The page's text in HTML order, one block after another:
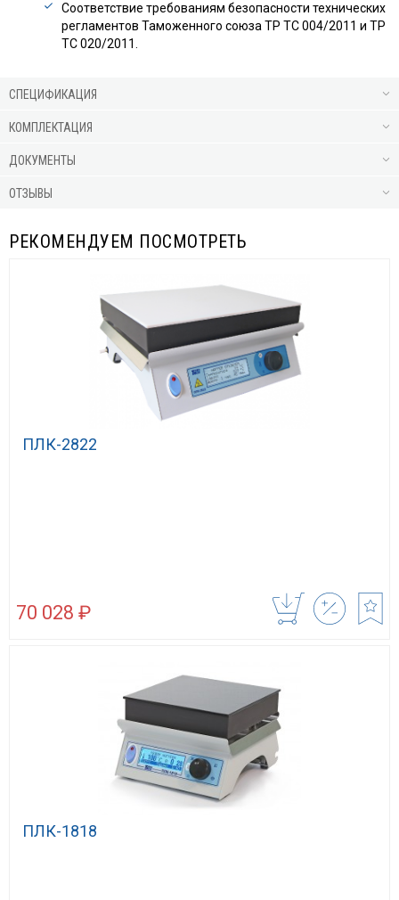
Соответствие требованиям безопасности технических
регламентов Таможенного союза ТР ТС 004/2011 и ТР
ТС 020/2011.
СПЕЦИФИКАЦИЯ
КОМПЛЕКТАЦИЯ
ДОКУМЕНТЫ
ОТЗЫВЫ
РЕКОМЕНДУЕМ ПОСМОТРЕТЬ
ПЛК-2822
70 028 ₽
ПЛК-1818